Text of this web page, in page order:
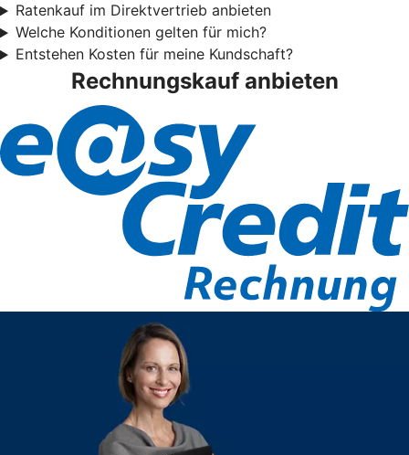
Ratenkauf im Direktvertrieb anbieten
Welche Konditionen gelten für mich?
Entstehen Kosten für meine Kundschaft?
Rechnungskauf anbieten